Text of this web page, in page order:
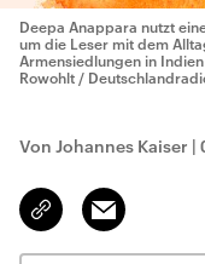
Deepa Anappara nutzt
um die Leser mit dem
Armensiedlungen in
Rowohlt /
Von Johannes Kaiser |
Link
kopieren/teilen
Email